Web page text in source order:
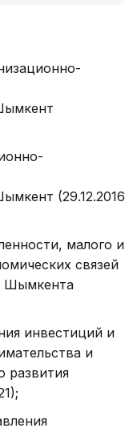
(29.12.2016
малого и
связей
Шымкента
инвестиций и
и
развития